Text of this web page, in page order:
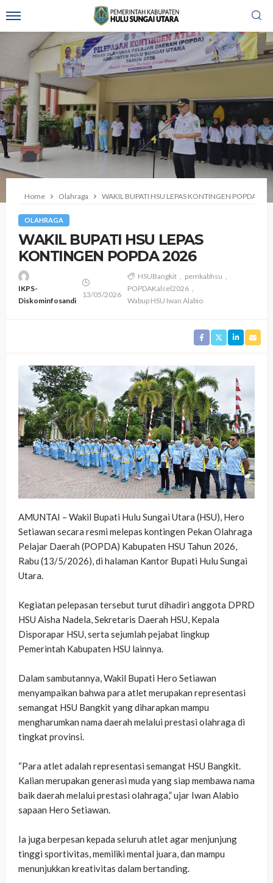
Home Olahraga ‎WAKIL BUPATI HSU LEPAS KONTINGEN POPDA
OLAHRAGA
‎WAKIL BUPATI HSU LEPAS
KONTINGEN POPDA 2026
IKPS-
Diskominfosandi
13/05/2026
HSUBangkit
pemkabhsu
POPDAKalsel2026
Wabup HSU Iwan Alabio
AMUNTAI – Wakil Bupati Hulu Sungai Utara (HSU), Hero
Setiawan secara resmi melepas kontingen Pekan Olahraga
Pelajar Daerah (POPDA) Kabupaten HSU Tahun 2026,
Rabu (13/5/2026), di halaman Kantor Bupati Hulu Sungai
Utara.
‎Kegiatan pelepasan tersebut turut dihadiri anggota DPRD
HSU Aisha Nadela, Sekretaris Daerah HSU, Kepala
Disporapar HSU, serta sejumlah pejabat lingkup
Pemerintah Kabupaten HSU lainnya.
‎Dalam sambutannya, Wakil Bupati Hero Setiawan
menyampaikan bahwa para atlet merupakan representasi
semangat HSU Bangkit yang diharapkan mampu
mengharumkan nama daerah melalui prestasi olahraga di
tingkat provinsi.
‎“Para atlet adalah representasi semangat HSU Bangkit.
Kalian merupakan generasi muda yang siap membawa nama
baik daerah melalui prestasi olahraga,” ujar Iwan Alabio
sapaan Hero Setiawan.
‎Ia juga berpesan kepada seluruh atlet agar menjunjung
tinggi sportivitas, memiliki mental juara, dan mampu
menunjukkan kreativitas dalam bertanding.